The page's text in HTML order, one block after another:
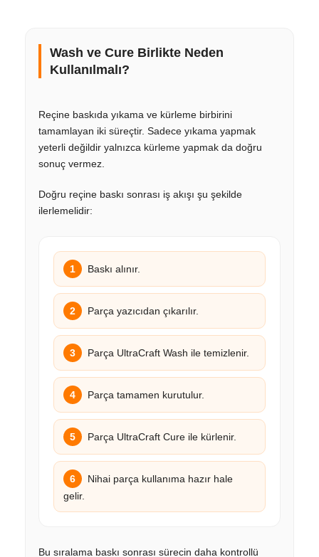
Wash ve Cure Birlikte Neden
Kullanılmalı?
Reçine baskıda yıkama ve kürleme birbirini
tamamlayan iki süreçtir. Sadece yıkama yapmak
yeterli değildir yalnızca kürleme yapmak da doğru
sonuç vermez.
Doğru reçine baskı sonrası iş akışı şu şekilde
ilerlemelidir:
1 Baskı alınır.
2 Parça yazıcıdan çıkarılır.
3 Parça UltraCraft Wash ile temizlenir.
4 Parça tamamen kurutulur.
5 Parça UltraCraft Cure ile kürlenir.
6
Nihai parça kullanıma hazır hale
gelir.
Bu sıralama baskı sonrası sürecin daha kontrollü